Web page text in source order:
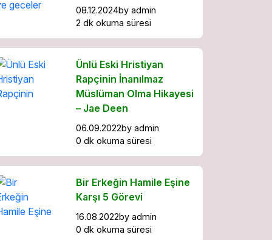
08.12.2024by admin
2 dk okuma süresi
Ünlü Eski Hristiyan
Rapçinin İnanılmaz
Müslüman Olma Hikayesi
– Jae Deen
06.09.2022by admin
0 dk okuma süresi
Bir Erkeğin Hamile Eşine
Karşı 5 Görevi
16.08.2022by admin
0 dk okuma süresi